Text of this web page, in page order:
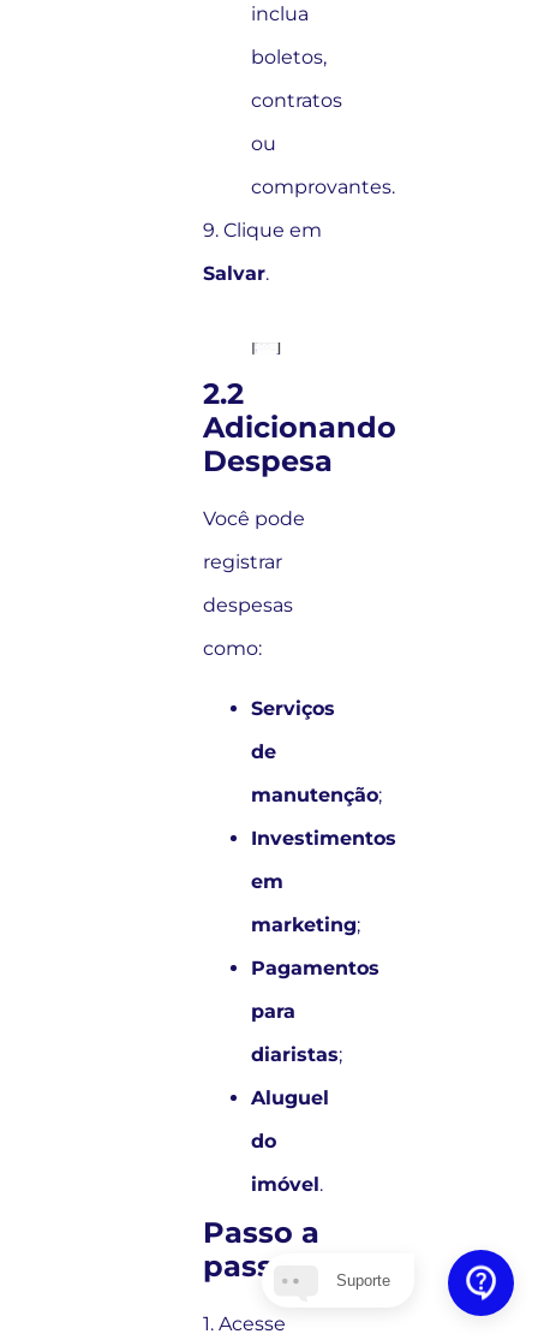
inclua
boletos,
contratos
ou
comprovantes.
9. Clique em
Salvar.
2.2
Adicionando
Despesa
Você pode
registrar
despesas
como:
Serviços
de
manutenção;
Investimentos
em
marketing;
Pagamentos
para
diaristas;
Aluguel
do
imóvel.
Passo a
passo
1. Acesse
Suporte